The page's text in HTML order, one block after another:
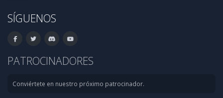
SÍGUENOS
PATROCINADORES
Conviértete en nuestro próximo patrocinador.